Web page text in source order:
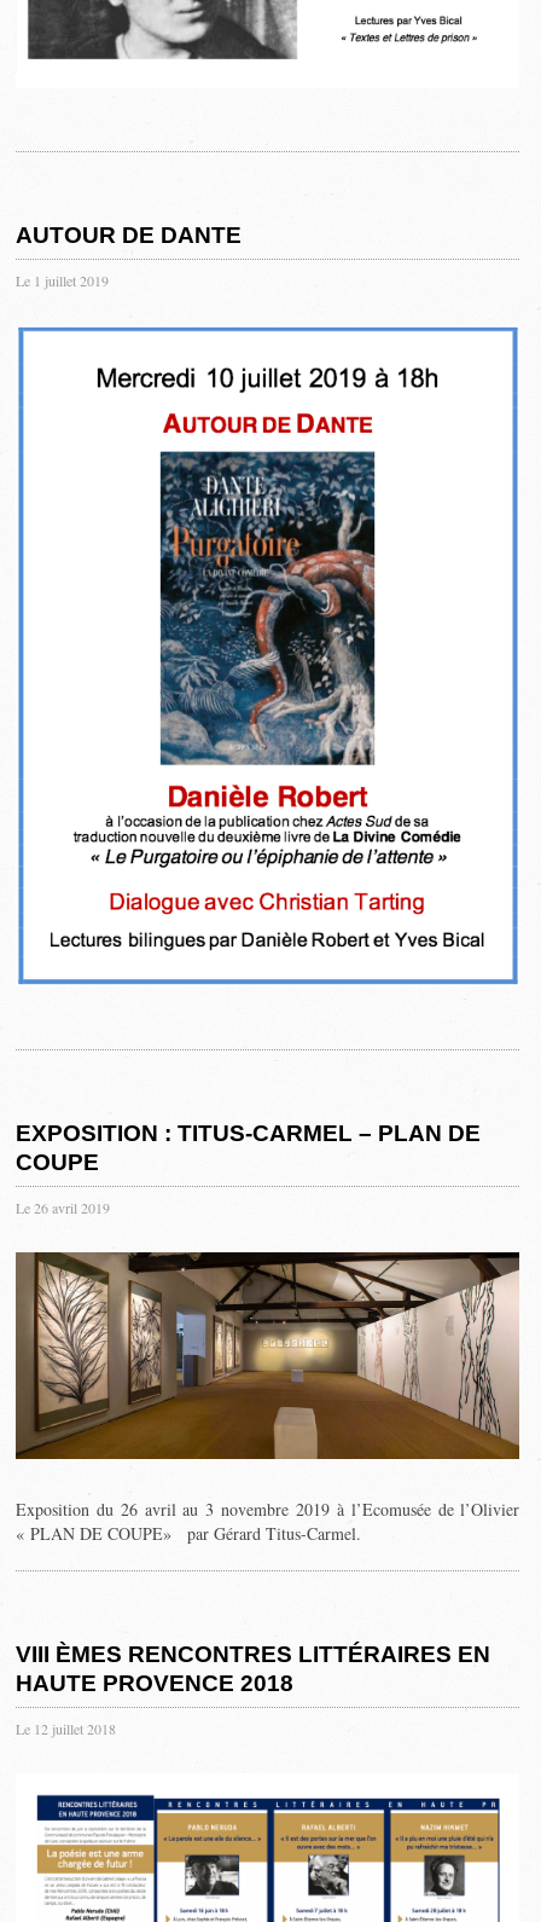
AUTOUR DE DANTE
Le 1 juillet 2019
EXPOSITION : TITUS-CARMEL – PLAN DE
COUPE
Le 26 avril 2019
Exposition du 26 avril au 3 novembre 2019 à l’Ecomusée de l’Olivier
« PLAN DE COUPE» par Gérard Titus-Carmel.
VIII ÈMES RENCONTRES LITTÉRAIRES EN
HAUTE PROVENCE 2018
Le 12 juillet 2018